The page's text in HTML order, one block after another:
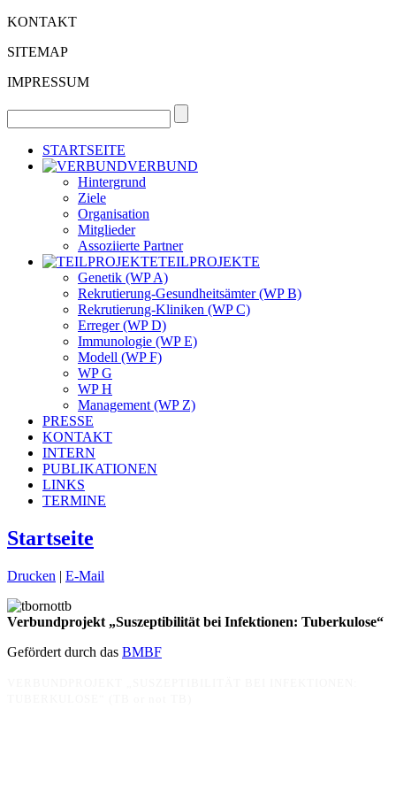
KONTAKT
SITEMAP
IMPRESSUM
STARTSEITE
VERBUND
Hintergrund
Ziele
Organisation
Mitglieder
Assoziierte Partner
TEILPROJEKTE
Genetik (WP A)
Rekrutierung-Gesundheitsämter (WP B)
Rekrutierung-Kliniken (WP C)
Erreger (WP D)
Immunologie (WP E)
Modell (WP F)
WP G
WP H
Management (WP Z)
PRESSE
KONTAKT
INTERN
PUBLIKATIONEN
LINKS
TERMINE
Startseite
Drucken | E-Mail
Verbundprojekt „Suszeptibilität bei Infektionen: Tuberkulose“
Gefördert durch das BMBF